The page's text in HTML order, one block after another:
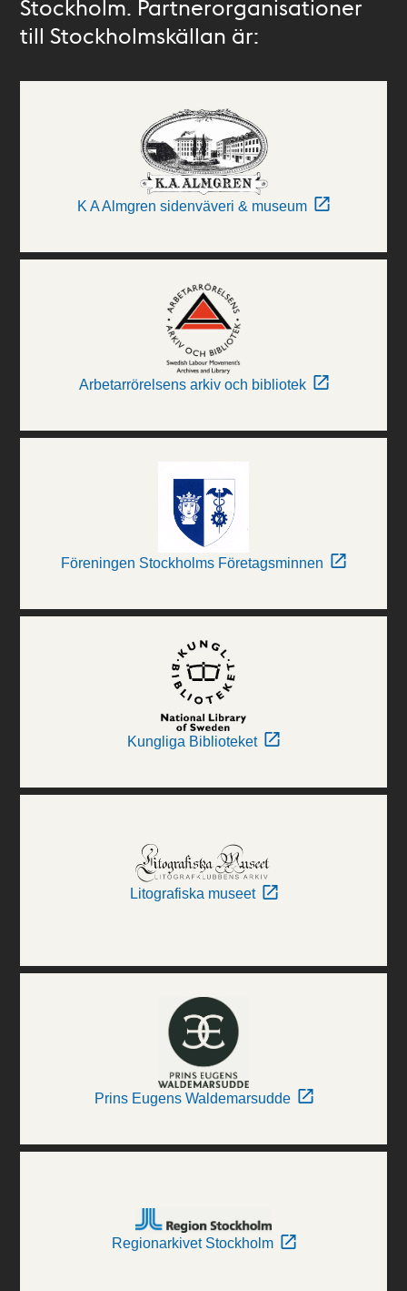
Stockholm. Partnerorganisationer
till Stockholmskällan är:
K A Almgren sidenväveri & museum
Arbetarrörelsens arkiv och bibliotek
Föreningen Stockholms Företagsminnen
Kungliga Biblioteket
Litografiska museet
Prins Eugens Waldemarsudde
Regionarkivet Stockholm